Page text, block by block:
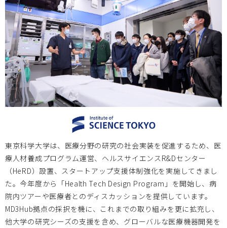
大阪医療センター 2024.11.11
Bi-AMPSレクチャー（全10回シリーズ）開催のお知らせ
北海道大学 2024.10.18
医療機器実習プログラム（全6回）開催のお知らせ
大阪医療センター 2024.09.26
2024/10/18 第78回国立病院機構総合医学会 特別企画「進
化していく病院のための開拓と連携」 ～次世代医療システ
ム産業化フォーラム2024 特別例会～のお知らせ
東京科学大学は、医療分野の研究の社会実装を促進するため、医
療人材養成プログラム運営、ヘルスサイエンスR&Dセンター
（HeRD）設置、スタートアップ支援体制強化を実施してきまし
た。今年度から「Health Tech Design Program」を開始し、病
院内ツアーや医療者とのディスカッションを提供しています。
MD3Hub拠点の採択を機に、これまでの取り組みを更に拡充し、
他大学の研究シーズの支援を含め、グローバルな医療機器開発を